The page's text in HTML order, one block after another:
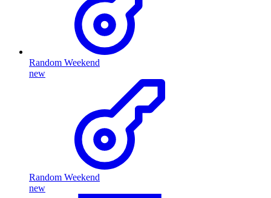
Random Weekend
new
Random Weekend
new